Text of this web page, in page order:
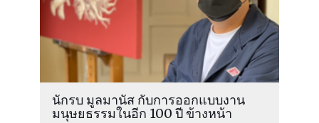
นักรบ มูลมานัส กับการออกแบบงาน
มนุษยธรรมในอีก 100 ปี ข้างหน้า